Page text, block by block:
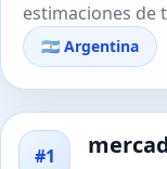
estimaciones de
🇦🇷 Argentina
#1